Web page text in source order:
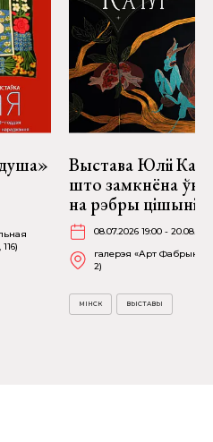
Выстава Юліі
што замкнёна
на рэбры цішыні»
08.07.2026 19:00 -
галерэя «Арт Фабрыка»
2)
МІНСК ВЫСТАВЫ